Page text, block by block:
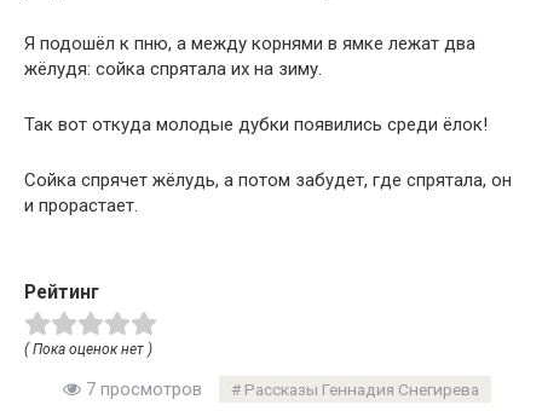
Я подошёл к пню, а между корнями в ямке лежат два
жёлудя: сойка спрятала их на зиму.
Так вот откуда молодые дубки появились среди ёлок!
Сойка спрячет жёлудь, а потом забудет, где спрятала, он
и прорастает.
Рейтинг
( Пока оценок нет )
7 просмотров Рассказы Геннадия Снегирева